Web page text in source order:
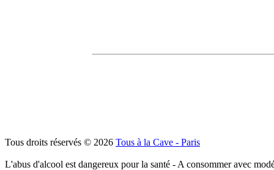
Tous droits réservés © 2026 Tous à la Cave - Paris
L'abus d'alcool est dangereux pour la santé - A consommer avec